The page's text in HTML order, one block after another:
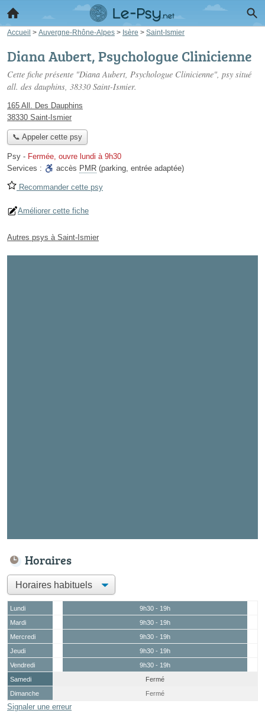
Accueil > Auvergne-Rhône-Alpes > Isère > Saint-Ismier
Diana Aubert, Psychologue Clinicienne
Cette fiche présente "Diana Aubert, Psychologue Clinicienne", psy situé
all. des dauphins, 38330 Saint-Ismier.
165 All. Des Dauphins
38330 Saint-Ismier
📞 Appeler cette psy
Psy - Fermée, ouvre lundi à 9h30
Services :
accès PMR (parking, entrée adaptée)
Recommander cette psy
Améliorer cette fiche
Autres psys à Saint-Ismier
Horaires
Lundi
9h30 - 19h
Mardi
9h30 - 19h
Mercredi
9h30 - 19h
Jeudi
9h30 - 19h
Vendredi
9h30 - 19h
Samedi
Fermé
Dimanche
Fermé
Signaler une erreur